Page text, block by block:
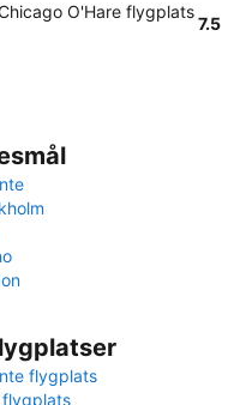
O'Hare flygplats
7.5
flygplats
flygplats